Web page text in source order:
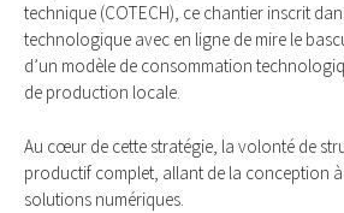
technique (COTECH), ce chantier inscrit
technologique avec en ligne de mire le
d’un modèle de consommation
de production locale.
Au cœur de cette stratégie, la volonté de
productif complet, allant de la conception
solutions numériques.